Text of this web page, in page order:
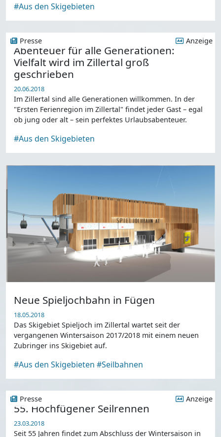
#Aus den Skigebieten
Presse Anzeige
Abenteuer für alle Generationen:
Vielfalt wird im Zillertal groß
geschrieben
20.06.2018
Im Zillertal sind alle Generationen willkommen. In der
"Ersten Ferienregion im Zillertal" findet jeder Gast – egal
ob jung oder alt – sein perfektes Urlaubsabenteuer.
#Aus den Skigebieten
Neue Spieljochbahn in Fügen
18.05.2018
Das Skigebiet Spieljoch im Zillertal wartet seit der
vergangenen Wintersaison 2017/2018 mit einem neuen
Zubringer ins Skigebiet auf.
#Aus den Skigebieten #Seilbahnen
Presse Anzeige
55. Hochfügener Seilrennen
23.03.2018
Seit 55 Jahren findet zum Abschluss der Wintersaison in